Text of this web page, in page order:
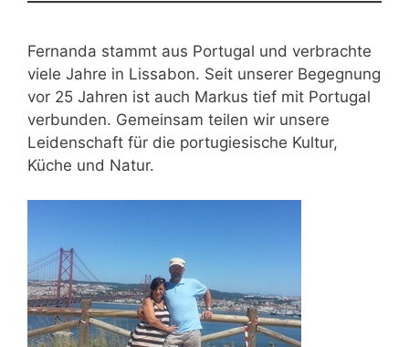
Fernanda stammt aus Portugal und verbrachte
viele Jahre in Lissabon. Seit unserer Begegnung
vor 25 Jahren ist auch Markus tief mit Portugal
verbunden. Gemeinsam teilen wir unsere
Leidenschaft für die portugiesische Kultur,
Küche und Natur.